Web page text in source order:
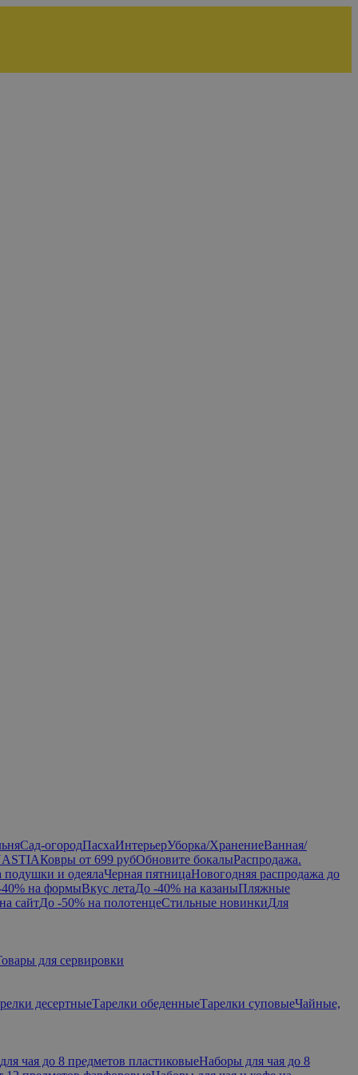
Сад-огородПасхаИнтерьерУборка/ХранениеВанная/
Ковры от 699 рубОбновите бокалыРаспродажа.
подушки и одеялаЧерная пятницаНовогодняя распродажа до
на формыВкус летаДо -40% на казаныПляжные
сайтДо -50% на полотенцеСтильные новинкиДля
для сервировки
десертныеТарелки обеденныеТарелки суповыеЧайные,
чая до 8 предметов пластиковыеНаборы для чая до 8